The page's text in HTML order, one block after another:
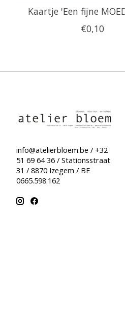
Kaartje 'Een fijne
€0,10
info@atelierbloem.be / +32
51 69 64 36 / Stationsstraat
31 / 8870 Izegem / BE
0665.598.162